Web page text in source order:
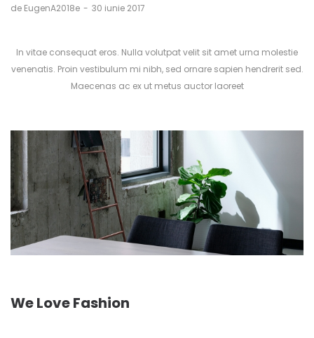
de EugenA2018e 30 iunie 2017
In vitae consequat eros. Nulla volutpat velit sit amet urna molestie
venenatis. Proin vestibulum mi nibh, sed ornare sapien hendrerit sed.
Maecenas ac ex ut metus auctor laoreet
We Love Fashion